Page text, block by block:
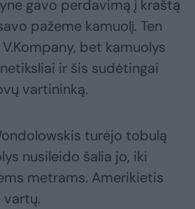
gavo perdavimą į kraštą
pažeme kamuolį. Ten
bet kamuolys
ir šis sudėtingai
vartininką.
turėjo tobulą
nusileido šalia jo, iki
metrams. Amerikietis
vartų.